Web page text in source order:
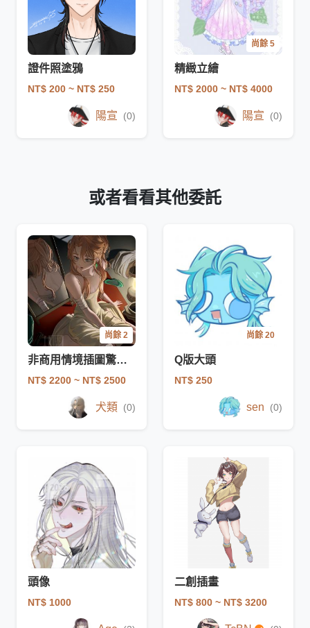
證件照塗鴉
NT$ 200 ~ NT$ 250
陽宣 (0)
尚餘 5
精緻立繪
NT$ 2000 ~ NT$ 4000
陽宣 (0)
或者看看其他委託
尚餘 2
非商用情境插圖驚喜包
NT$ 2200 ~ NT$ 2500
犬類 (0)
尚餘 20
Q版大頭
NT$ 250
sen (0)
頭像
NT$ 1000
二創插畫
NT$ 800 ~ NT$ 3200